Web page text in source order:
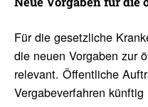
Für die gesetzliche
die neuen Vorgaben zur
relevant. Öffentliche
Vergabeverfahren